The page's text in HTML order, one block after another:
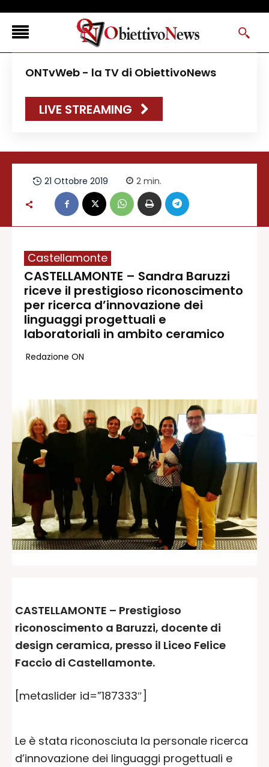
FLASH NEWS
NEWS DAL RESTO D’ITALIA
CANAVESELOCAL
PROMOREDAZIONALI
ONSTYLE MAGAZINE
Redazione
Contatti
Lavora con noi
Autoregolamentazione per la
Privacy Policy
Condizioni di utilizzo
Normativa sul fact-checking
Normativa sulle correzioni
Normativa deontologica
ONTvWeb - la TV di ObiettivoNews
LIVE STREAMING
21 Ottobre 2019 2 min.
Castellamonte
CASTELLAMONTE – Sandra Baruzzi
riceve il prestigioso riconoscimento
per ricerca d’innovazione dei
linguaggi progettuali e
laboratoriali in ambito ceramico
Redazione ON
CASTELLAMONTE – Prestigioso
riconoscimento a Baruzzi, docente di
design ceramica, presso il Liceo Felice
Faccio di Castellamonte.
[metaslider id=”187333″]
Le è stata riconosciuta la personale ricerca
d’innovazione dei linguaggi progettuali e